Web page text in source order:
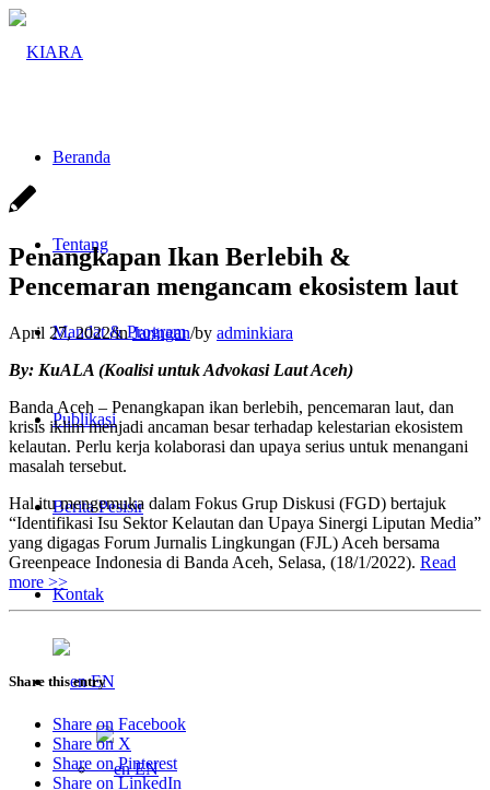
Beranda
Tentang
Mandat & Program
Publikasi
Berita Pesisir
Kontak
EN
EN
Penangkapan Ikan Berlebih &
Pencemaran mengancam ekosistem laut
April 27, 2022/inJaringan/by adminkiara
By: KuALA (Koalisi untuk Advokasi Laut Aceh)
Banda Aceh – Penangkapan ikan berlebih, pencemaran laut, dan
krisis iklim menjadi ancaman besar terhadap kelestarian ekosistem
kelautan. Perlu kerja kolaborasi dan upaya serius untuk menangani
masalah tersebut.
Hal itu mengemuka dalam Fokus Grup Diskusi (FGD) bertajuk
“Identifikasi Isu Sektor Kelautan dan Upaya Sinergi Liputan Media”
yang digagas Forum Jurnalis Lingkungan (FJL) Aceh bersama
Greenpeace Indonesia di Banda Aceh, Selasa, (18/1/2022). Read
more >>
Share this entry
Share on Facebook
Share on X
Share on Pinterest
Share on LinkedIn